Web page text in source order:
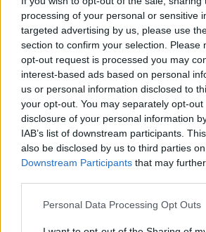
processing of your personal or sensitive
targeted advertising by us, please use
section to confirm your selection. Please
opt-out request is processed you may
interest-based ads based on personal
us or personal information disclosed to
your opt-out. You may separately opt-
disclosure of your personal information
IAB’s list of downstream participants.
also be disclosed by us to third parties
Downstream Participants that may
Please note that this website/app uses
Personal Data Processing Opt Outs
Hódmezővásárhely iskolaépítés FERROÉP Zrt.
Másfélszeresére bővítik
református iskoláját
A Szőnyi Benjámin Általános Iskola
kivitelezheti; a munkák csaknem egy
Látványos építési
Flórián téri